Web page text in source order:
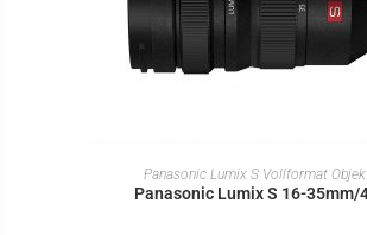
IN DEN WARENKORB
Panasonic Lumix S Vollformat
Panasonic Lumix S 16-35mm/